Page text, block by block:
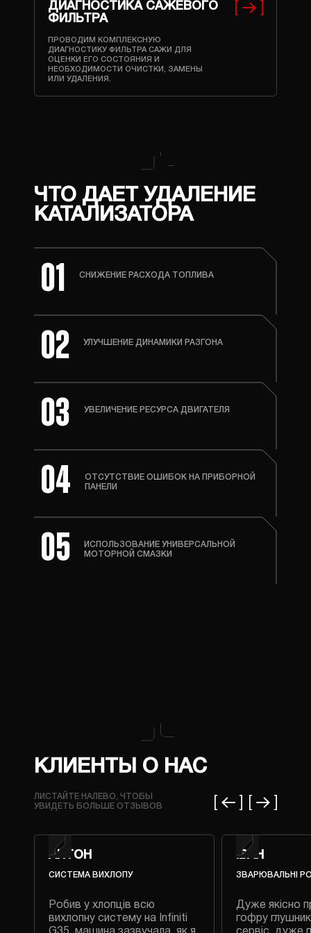
ДИАГНОСТИКА САЖЕВОГО
ФИЛЬТРА
ПРОВОДИМ КОМПЛЕКСНУЮ
ДИАГНОСТИКУ ФИЛЬТРА САЖИ ДЛЯ
ОЦЕНКИ ЕГО СОСТОЯНИЯ И
НЕОБХОДИМОСТИ ОЧИСТКИ, ЗАМЕНЫ
ИЛИ УДАЛЕНИЯ.
ЧТО ДАЕТ УДАЛЕНИЕ
КАТАЛИЗАТОРА
01 СНИЖЕНИЕ РАСХОДА ТОПЛИВА
02 УЛУЧШЕНИЕ ДИНАМИКИ РАЗГОНА
03 УВЕЛИЧЕНИЕ РЕСУРСА ДВИГАТЕЛЯ
04
ОТСУТСТВИЕ ОШИБОК НА ПРИБОРНОЙ
ПАНЕЛИ
05
ИСПОЛЬЗОВАНИЕ УНИВЕРСАЛЬНОЙ
МОТОРНОЙ СМАЗКИ
КЛИЕНТЫ О НАС
ЛИСТАЙТЕ НАЛЕВО, ЧТОБЫ
УВИДЕТЬ БОЛЬШЕ ОТЗЫВОВ
АНТОН
СИСТЕМА ВИХЛОПУ
Робив у хлопців всю
вихлопну систему на Infiniti
ІВАН
ЗВАРЮВАЛЬНІ
Дуже якісно
гофру